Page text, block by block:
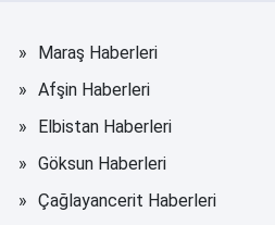
Maraş Haberleri
Afşin Haberleri
Elbistan Haberleri
Göksun Haberleri
Çağlayancerit Haberleri